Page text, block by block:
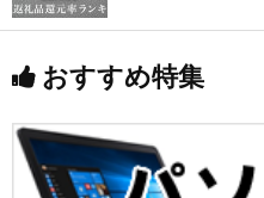
おすすめ特集